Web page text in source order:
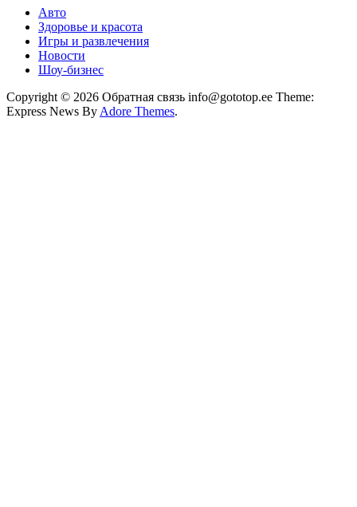
Авто
Здоровье и красота
Игры и развлечения
Новости
Шоу-бизнес
Copyright © 2026 Обратная связь info@gototop.ee Theme:
Express News By Adore Themes.